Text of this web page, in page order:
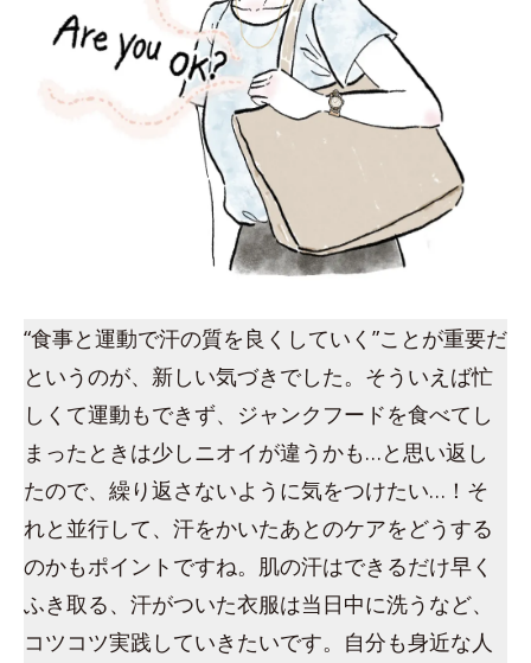
“食事と運動で汗の質を良くしていく”ことが重要だ
というのが、新しい気づきでした。そういえば忙
しくて運動もできず、ジャンクフードを食べてし
まったときは少しニオイが違うかも…と思い返し
たので、繰り返さないように気をつけたい…！そ
れと並行して、汗をかいたあとのケアをどうする
のかもポイントですね。肌の汗はできるだけ早く
ふき取る、汗がついた衣服は当日中に洗うなど、
コツコツ実践していきたいです。自分も身近な人